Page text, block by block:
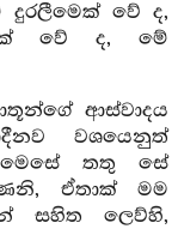
දුරලීමෙක් වේ ද,
වේ ද, මේ
ආස්වාදය
වශයෙනුත්
තතු සේ
ඒතාක් මම
සහිත ලෙව්හි,